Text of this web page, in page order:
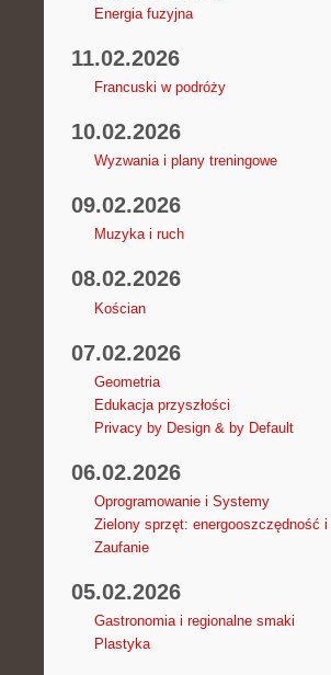
Energia fuzyjna
11.02.2026
Francuski w podróży
10.02.2026
Wyzwania i plany treningowe
09.02.2026
Muzyka i ruch
08.02.2026
Kościan
07.02.2026
Geometria
Edukacja przyszłości
Privacy by Design & by Default
06.02.2026
Oprogramowanie i Systemy
Zielony sprzęt: energooszczędność
Zaufanie
05.02.2026
Gastronomia i regionalne smaki
Plastyka